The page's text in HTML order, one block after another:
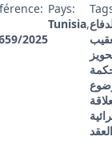
2025
Pays:
Tunisia,